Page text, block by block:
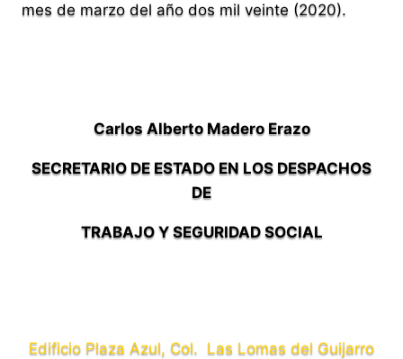
mes de marzo del año dos mil veinte (2020).
Carlos Alberto Madero Erazo
SECRETARIO DE ESTADO EN LOS DESPACHOS
DE
TRABAJO Y SEGURIDAD SOCIAL
Edificio Plaza Azul, Col. Las Lomas del Guijarro